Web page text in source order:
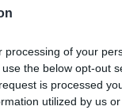
processing of your
the below opt-out
is processed
utilized by us